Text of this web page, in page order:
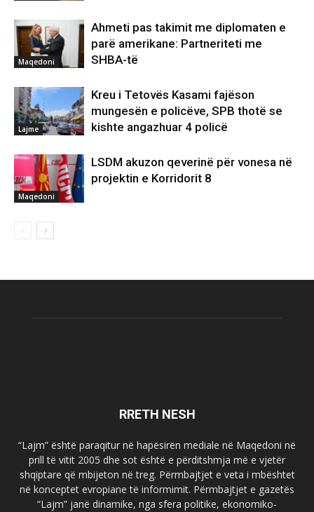
Maqedoni
Ahmeti pas takimit me diplomaten e
parë amerikane: Partneriteti me
SHBA-të
Lajme
Kreu i Tetovës Kasami fajëson
mungesën e policëve, SPB thotë se
kishte angazhuar 4 policë
Maqedoni
LSDM akuzon qeverinë për vonesa në
projektin e Korridorit 8
RRETH NESH
“Lajm” është paraqitur në hapësirën mediale në Maqedoni në
prill të vitit 2005 dhe sot është e përditshmja më e vjetër
shqiptare që mbijeton në treg. Përmbajtjet e veta i mbështet
në konceptet evropiane të informimit. Përmbajtjet e gazetës
“Lajm” janë dinamike, nga sfera politike, ekonomiko-